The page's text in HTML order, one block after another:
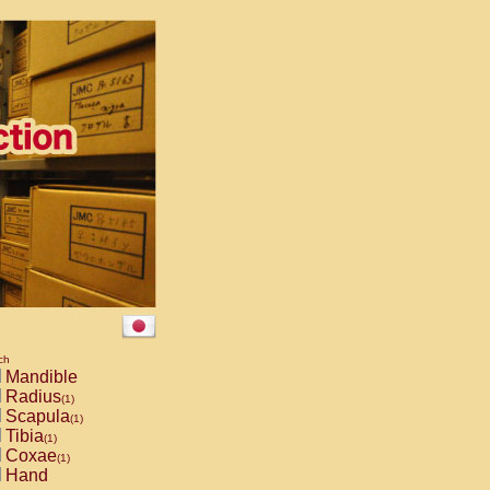
Mandible
Radius(1)
Scapula(1)
Tibia(1)
Coxae(1)
Hand